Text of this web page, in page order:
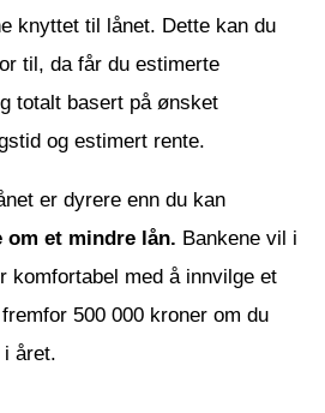
knyttet til lånet. Dette kan du
til, da får du estimerte
totalt basert på ønsket
og estimert rente.
er dyrere enn du kan
om et mindre lån. Bankene vil i
med å innvilge et
fremfor 500 000 kroner om du
i året.